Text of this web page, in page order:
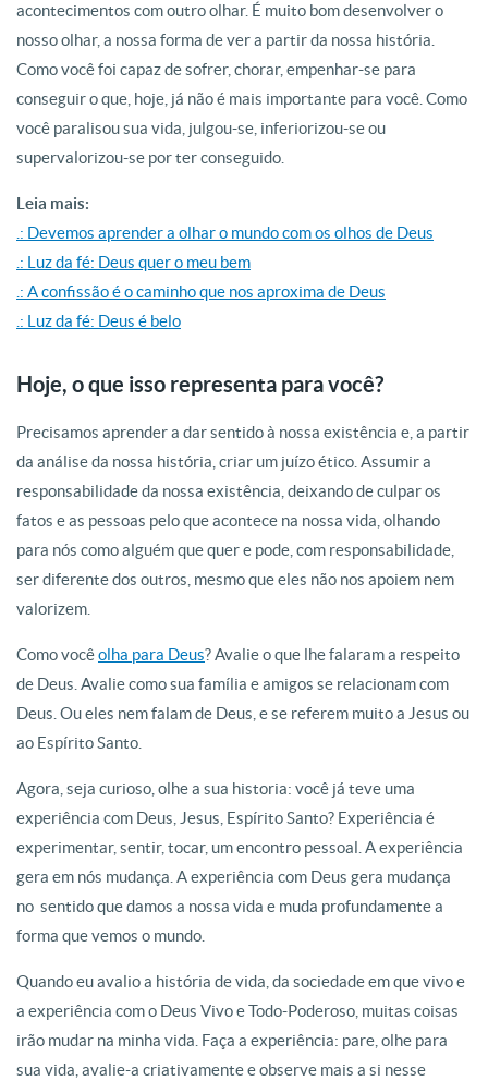
acontecimentos com outro olhar. É muito bom desenvolver o
nosso olhar, a nossa forma de ver a partir da nossa história.
Como você foi capaz de sofrer, chorar, empenhar-se para
conseguir o que, hoje, já não é mais importante para você. Como
você paralisou sua vida, julgou-se, inferiorizou-se ou
supervalorizou-se por ter conseguido.
Leia mais:
.: Devemos aprender a olhar o mundo com os olhos de Deus
.: Luz da fé: Deus quer o meu bem
.: A confissão é o caminho que nos aproxima de Deus
.: Luz da fé: Deus é belo
Hoje, o que isso representa para você?
Precisamos aprender a dar sentido à nossa existência e, a partir
da análise da nossa história, criar um juízo ético. Assumir a
responsabilidade da nossa existência, deixando de culpar os
fatos e as pessoas pelo que acontece na nossa vida, olhando
para nós como alguém que quer e pode, com responsabilidade,
ser diferente dos outros, mesmo que eles não nos apoiem nem
valorizem.
Como vocêolha para Deus? Avalie o que lhe falaram a respeito
de Deus. Avalie como sua família e amigos se relacionam com
Deus. Ou eles nem falam de Deus, e se referem muito a Jesus ou
ao Espírito Santo.
Agora, seja curioso, olhe a sua historia: você já teve uma
experiência com Deus, Jesus, Espírito Santo? Experiência é
experimentar, sentir, tocar, um encontro pessoal. A experiência
gera em nós mudança. A experiência com Deus gera mudança
no sentido que damos a nossa vida e muda profundamente a
forma que vemos o mundo.
Quando eu avalio a história de vida, da sociedade em que vivo e
a experiência com o Deus Vivo e Todo-Poderoso, muitas coisas
irão mudar na minha vida. Faça a experiência: pare, olhe para
sua vida, avalie-a criativamente e observe mais a si nesse